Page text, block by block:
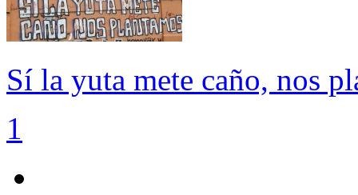
Sí la yuta mete caño, nos
1